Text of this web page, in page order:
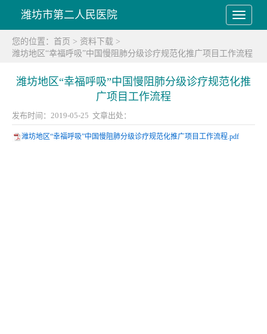
潍坊市第二人民医院
您的位置： 首页 > 资料下载 >
潍坊地区“幸福呼吸”中国慢阻肺分级诊疗规范化推广项目工作流程
潍坊地区“幸福呼吸”中国慢阻肺分级诊疗规范化推
广项目工作流程
发布时间：2019-05-25 文章出处：
潍坊地区“幸福呼吸”中国慢阻肺分级诊疗规范化推广项目工作流程.pdf